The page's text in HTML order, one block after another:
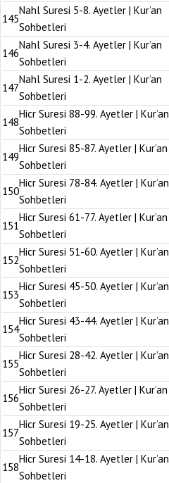
145
Nahl Suresi 5-8. Ayetler | Kur’an
Sohbetleri
146
Nahl Suresi 3-4. Ayetler | Kur’an
Sohbetleri
147
Nahl Suresi 1-2. Ayetler | Kur’an
Sohbetleri
148
Hicr Suresi 88-99. Ayetler | Kur’an
Sohbetleri
149
Hicr Suresi 85-87. Ayetler | Kur’an
Sohbetleri
150
Hicr Suresi 78-84. Ayetler | Kur’an
Sohbetleri
151
Hicr Suresi 61-77. Ayetler | Kur’an
Sohbetleri
152
Hicr Suresi 51-60. Ayetler | Kur’an
Sohbetleri
153
Hicr Suresi 45-50. Ayetler | Kur’an
Sohbetleri
154
Hicr Suresi 43-44. Ayetler | Kur’an
Sohbetleri
155
Hicr Suresi 28-42. Ayetler | Kur’an
Sohbetleri
156
Hicr Suresi 26-27. Ayetler | Kur’an
Sohbetleri
157
Hicr Suresi 19-25. Ayetler | Kur’an
Sohbetleri
158
Hicr Suresi 14-18. Ayetler | Kur’an
Sohbetleri